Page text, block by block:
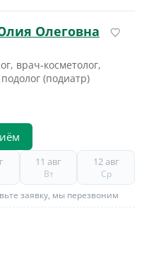
Олеговна
врач-косметолог,
(подиатр)
11 авг
Вт
12 авг
Ср
заявку, мы перезвоним